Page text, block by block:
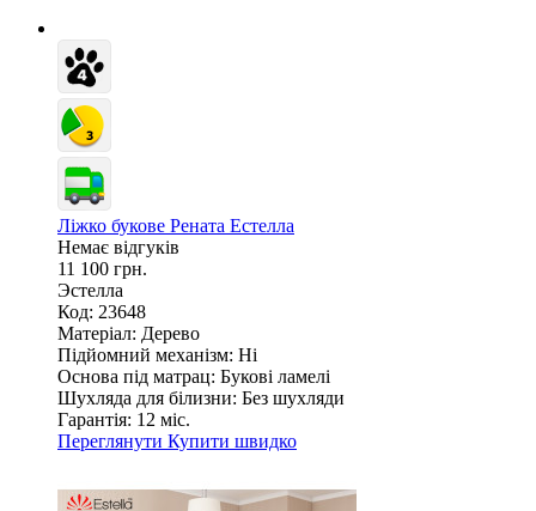
Ліжко букове Рената Естелла
Немає відгуків
11 100 грн.
Эстелла
Код: 23648
Матеріал: Дерево
Підйомний механізм: Ні
Основа під матрац: Букові ламелі
Шухляда для білизни: Без шухляди
Гарантія: 12 міс.
Переглянути Купити швидко